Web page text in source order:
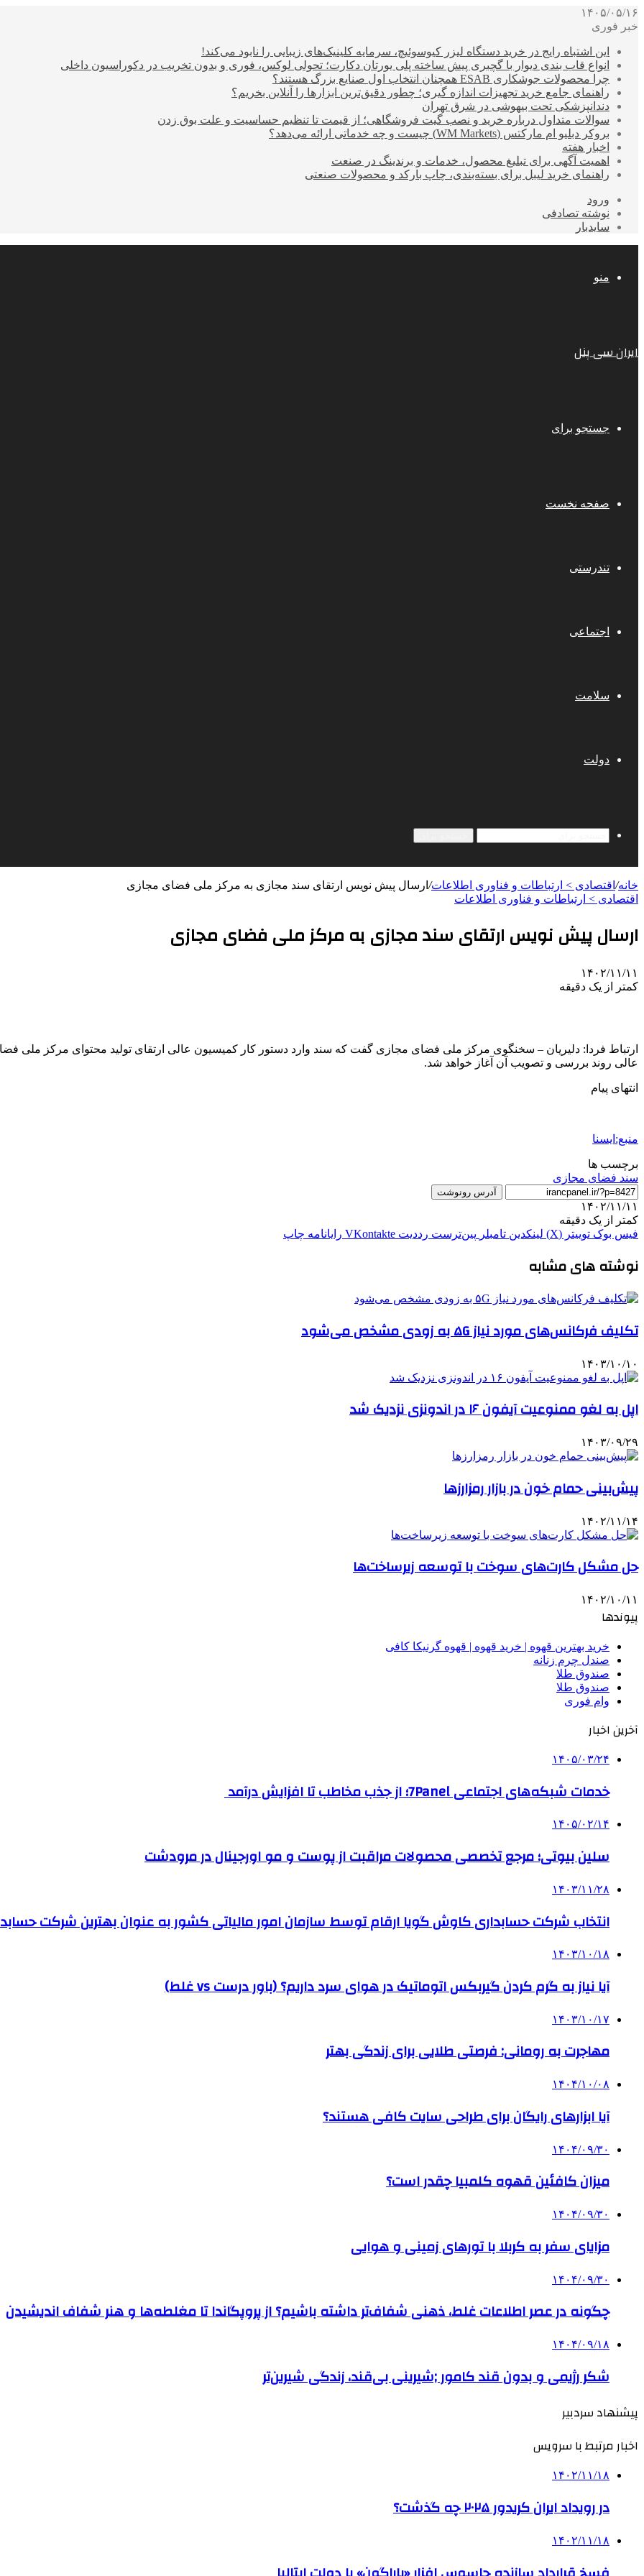
۱۴۰۵/۰۵/۱۶
خبر فوری
این اشتباه رایج در خرید دستگاه لیزر کیوسوئیچ، سرمایه کلینیک‌های زیبایی را نابود می‌کند!
انواع قاب بندی دیوار با گچبری پیش ساخته پلی یورتان دکارت؛ تحولی لوکس، فوری و بدون تخریب در دکوراسیون داخلی
چرا محصولات جوشکاری ESAB همچنان انتخاب اول صنایع بزرگ هستند؟
راهنمای جامع خرید تجهیزات اندازه گیری؛ چطور دقیق‌ترین ابزارها را آنلاین بخریم؟
دندانپزشکی تحت بیهوشی در شرق تهران
سوالات متداول درباره خرید و نصب گیت فروشگاهی؛ از قیمت تا تنظیم حساسیت و علت بوق زدن
بروکر دبلیو ام مارکتس (WM Markets) چیست و چه خدماتی ارائه می‌دهد؟
اخبار هفته
اهمیت آگهی برای تبلیغ محصول، خدمات و برندینگ در صنعت
راهنمای خرید لیبل برای بسته‌بندی، چاپ بارکد و محصولات صنعتی
ورود
نوشته تصادفی
سایدبار
منو
ایران سی پنل
جستجو برای
صفحه نخست
تندرستی
اجتماعی
سلامت
دولت
خانه/ اقتصادی > ارتباطات و فناوری اطلاعات/ ارسال پیش نویس ارتقای سند مجازی به مرکز ملی فضای مجازی
اقتصادی > ارتباطات و فناوری اطلاعات
ارسال پیش نویس ارتقای سند مجازی به مرکز ملی فضای مجازی
۱۴۰۲/۱۱/۱۱
کمتر از یک دقیقه
ارتباط فردا: دلیریان – سخنگوی مرکز ملی فضای مجازی گفت که سند وارد دستور کار کمیسیون عالی ارتقای تولید محتوای مرکز ملی
عالی روند بررسی و تصویب آن آغاز خواهد شد.
انتهای پیام
منبع:ایسنا
برچسب ها
سند فضای مجازی
آدرس رونوشت
۱۴۰۲/۱۱/۱۱
کمتر از یک دقیقه
فیس بوک توییتر (X) لینکدین ‫تامبلر ‫پین‌ترست ‫رددیت ‫VKontakte رایانامه چاپ
نوشته های مشابه
تکلیف فرکانس‌های مورد نیاز ۵G به زودی مشخص می‌شود
۱۴۰۳/۱۰/۱۰
اپل به لغو ممنوعیت آیفون ۱۶ در اندونزی نزدیک شد
۱۴۰۳/۰۹/۲۹
پیش‌بینی حمام خون در بازار رمزارزها
۱۴۰۲/۱۱/۱۴
حل مشکل کارت‌های سوخت با توسعه زیرساخت‌ها
۱۴۰۲/۱۰/۱۱
پیوندها
خرید بهترین قهوه | خرید قهوه | قهوه گرنیکا کافی
صندل چرم زنانه
صندوق طلا
صندوق طلا
وام فوری
آخرین اخبار
۱۴۰۵/۰۳/۲۴
خدمات شبکه‌های اجتماعی 7Panel؛ از جذب مخاطب تا افزایش درآمد
۱۴۰۵/۰۲/۱۴
سلین بیوتی؛ مرجع تخصصی محصولات مراقبت از پوست و مو اورجینال در مرودشت
۱۴۰۳/۱۱/۲۸
انتخاب شرکت حسابداری کاوش گویا ارقام توسط سازمان امور مالیاتی کشور به عنوان بهترین شرکت
۱۴۰۳/۱۰/۱۸
آیا نیاز به گرم کردن گیربکس اتوماتیک در هوای سرد داریم؟ (باور درست vs غلط)
۱۴۰۳/۱۰/۱۷
مهاجرت به رومانی: فرصتی طلایی برای زندگی بهتر
۱۴۰۴/۱۰/۰۸
آیا ابزارهای رایگان برای طراحی سایت کافی هستند؟
۱۴۰۴/۰۹/۳۰
میزان کافئین قهوه کلمبیا چقدر است؟
۱۴۰۴/۰۹/۳۰
مزایای سفر به کربلا با تورهای زمینی و هوایی
۱۴۰۴/۰۹/۳۰
چگونه در عصر اطلاعات غلط، ذهنی شفاف‌تر داشته باشیم؟ از پروپگاندا تا مغلطه‌ها و هنر شفاف اندیشیدن
۱۴۰۴/۰۹/۱۸
شکر رژیمی و بدون قند کامور ;شیرینی بی‌قند، زندگی شیرین‌تر
پیشنهاد سردبیر
اخبار مرتبط با سرویس
۱۴۰۲/۱۱/۱۸
در رویداد ایران کریدور ۲۰۲۵ چه گذشت؟
۱۴۰۲/۱۱/۱۸